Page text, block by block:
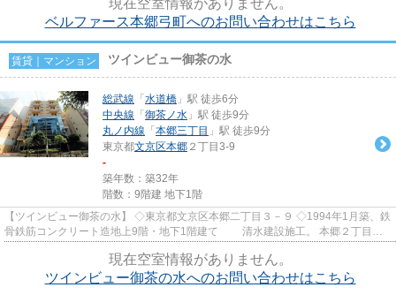
現在空室情報がありません。
ベルファース本郷弓町へのお問い合わせはこちら
賃貸｜マンション ツインビュー御茶の水
総武線 「 水道橋 」駅 徒歩6分
中央線 「 御茶ノ水 」駅 徒歩9分
丸ノ内線 「 本郷三丁目 」駅 徒歩9分
東京都文京区本郷 ２丁目3-9
-
築年数：築32年
階数：9階建 地下1階
【ツインビュー御茶の水】 ◇東京都文京区本郷二丁目３－９ ◇1994年1月築、鉄
骨鉄筋コンクリート造地上9階・地下1階建て 清水建設施工。 本郷２丁目の
現在空室情報がありません。
ツインビュー御茶の水へのお問い合わせはこちら